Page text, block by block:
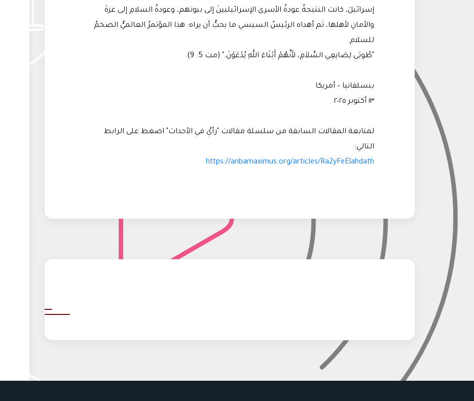
إسرائيلَ، كانت النتيجةُ عودةُ الأسرى الإسرائيليينَ إلى بيوتهم، وعودةُ السلامِ إلى غزةَ
والأمانِ لأهلها، ثم أهداه الرئيسُ السيسي ما يحبُّ أن يراه: هذا المؤتمرُ العالميُّ الضخمُ
للسلام.
"طُوبَى لِصَانِعِي السَّلاَمِ، لأَنَّهُمْ أَبْنَاءَ اللهِ يُدْعَوْنَ." (مت 5: 9).
بنسلفانيا – أمريكا
١٣ أكتوبر ٢٠٢٥
لمتابعة المقالات السابقة من سلسلة مقالات "رأيٌ في الأحداث" اضغط على الرابط
التالي:
https://anbamaximus.org/articles/Ra2yFeElahdath